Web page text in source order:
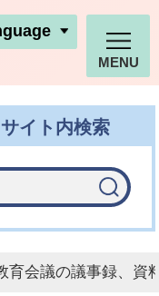
町ホームページ
MENU
サイト内検索
会議の議事録、資